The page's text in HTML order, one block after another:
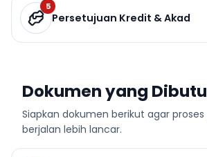
5
Persetujuan Kredit & Akad
Dokumen yang
Siapkan dokumen berikut agar proses
berjalan lebih lancar.